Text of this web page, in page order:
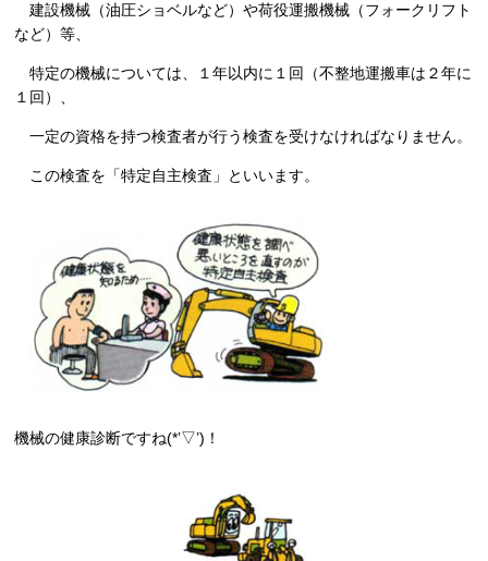
建設機械（油圧ショベルなど）や荷役運搬機械（フォークリフト
など）等、
特定の機械については、１年以内に１回（不整地運搬車は２年に
１回）、
一定の資格を持つ検査者が行う検査を受けなければなりません。
この検査を「特定自主検査」といいます。
機械の健康診断ですね(*’▽’)！